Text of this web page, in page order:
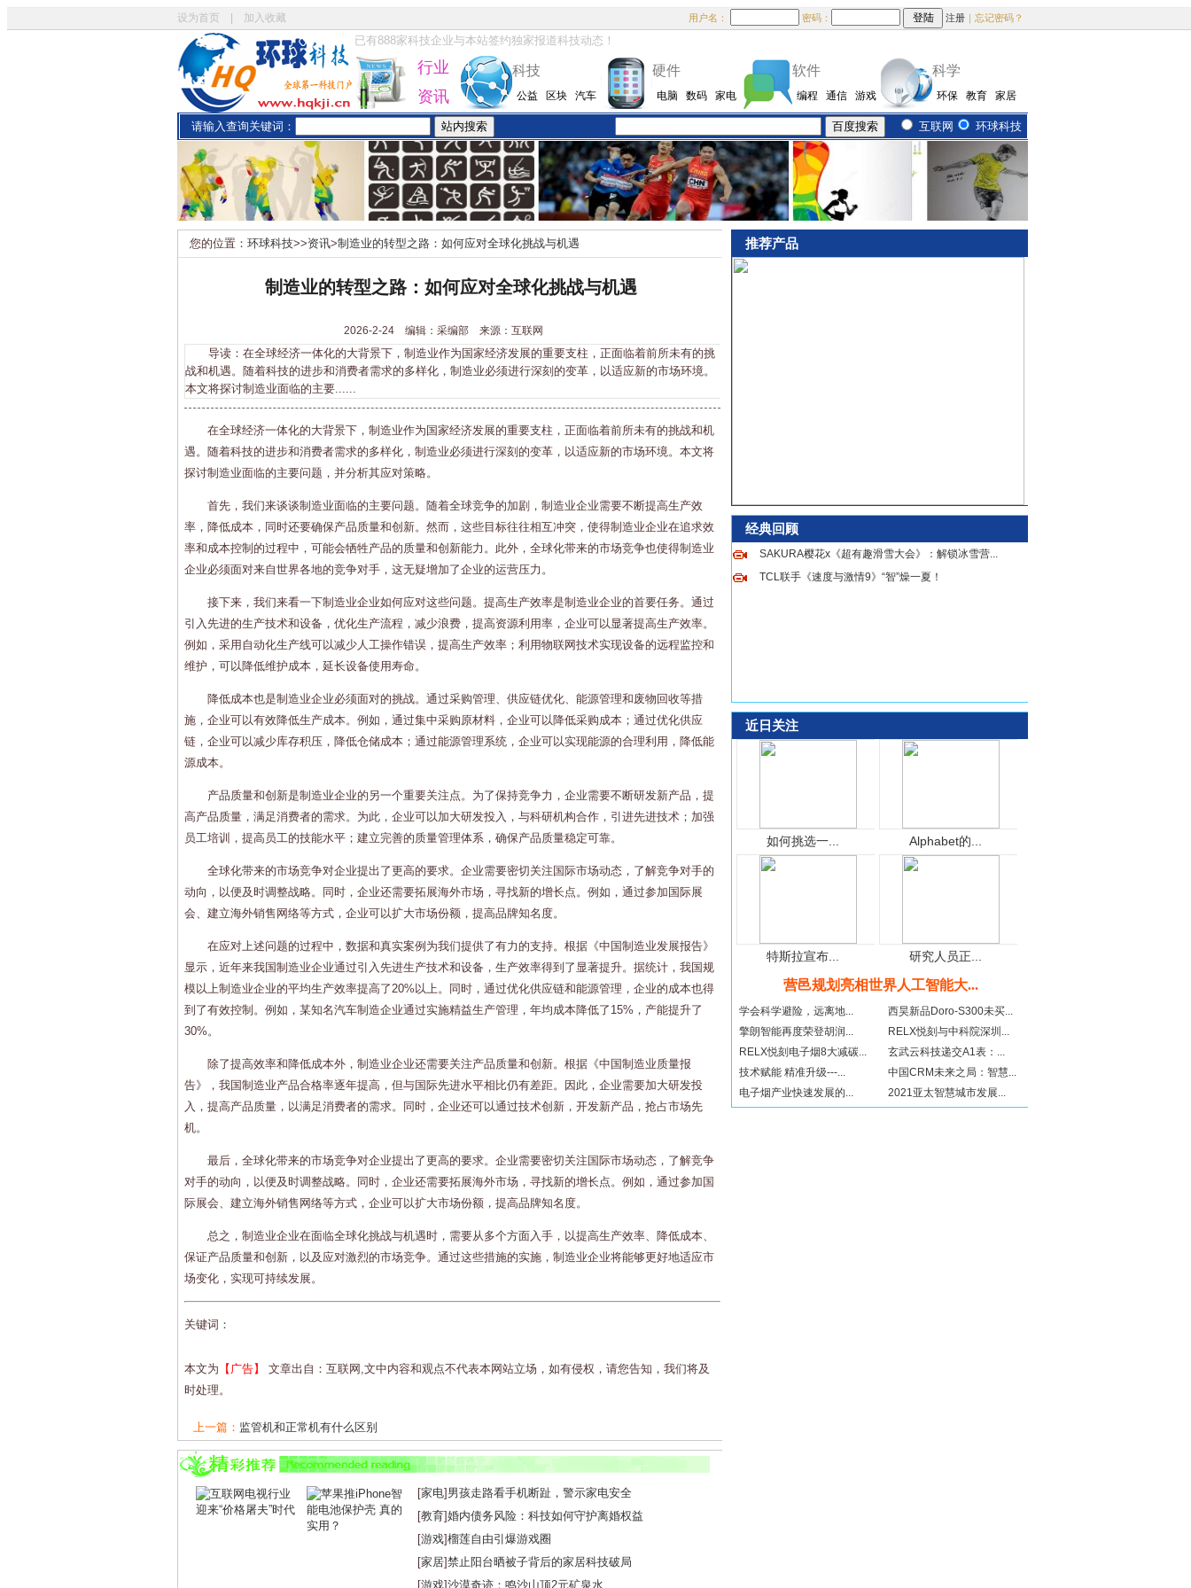
设为首页 加入收藏 用户名： 密码： 注册 ｜忘记密码？
已有888家科技企业与本站签约独家报道科技动态！
行业
资讯
科技
公益 区块 汽车
硬件
电脑 数码 家电
软件
编程 通信 游戏
科学
环保 教育 家居
请输入查询关键词： 互联网 环球科技
您的位置： 环球科技>>资讯>制造业的转型之路：如何应对全球化挑战与机遇
制造业的转型之路：如何应对全球化挑战与机遇
2026-2-24 编辑：采编部 来源：互联网
导读：在全球经济一体化的大背景下，制造业作为国家经济发展的重要支柱，正面临着前所未有的挑
战和机遇。随着科技的进步和消费者需求的多样化，制造业必须进行深刻的变革，以适应新的市场环境。
本文将探讨制造业面临的主要......
在全球经济一体化的大背景下，制造业作为国家经济发展的重要支柱，正面临着前所未有的挑战和机
遇。随着科技的进步和消费者需求的多样化，制造业必须进行深刻的变革，以适应新的市场环境。本文将
探讨制造业面临的主要问题，并分析其应对策略。
首先，我们来谈谈制造业面临的主要问题。随着全球竞争的加剧，制造业企业需要不断提高生产效
率，降低成本，同时还要确保产品质量和创新。然而，这些目标往往相互冲突，使得制造业企业在追求效
率和成本控制的过程中，可能会牺牲产品的质量和创新能力。此外，全球化带来的市场竞争也使得制造业
企业必须面对来自世界各地的竞争对手，这无疑增加了企业的运营压力。
接下来，我们来看一下制造业企业如何应对这些问题。提高生产效率是制造业企业的首要任务。通过
引入先进的生产技术和设备，优化生产流程，减少浪费，提高资源利用率，企业可以显著提高生产效率。
例如，采用自动化生产线可以减少人工操作错误，提高生产效率；利用物联网技术实现设备的远程监控和
维护，可以降低维护成本，延长设备使用寿命。
降低成本也是制造业企业必须面对的挑战。通过采购管理、供应链优化、能源管理和废物回收等措
施，企业可以有效降低生产成本。例如，通过集中采购原材料，企业可以降低采购成本；通过优化供应
链，企业可以减少库存积压，降低仓储成本；通过能源管理系统，企业可以实现能源的合理利用，降低能
源成本。
产品质量和创新是制造业企业的另一个重要关注点。为了保持竞争力，企业需要不断研发新产品，提
高产品质量，满足消费者的需求。为此，企业可以加大研发投入，与科研机构合作，引进先进技术；加强
员工培训，提高员工的技能水平；建立完善的质量管理体系，确保产品质量稳定可靠。
全球化带来的市场竞争对企业提出了更高的要求。企业需要密切关注国际市场动态，了解竞争对手的
动向，以便及时调整战略。同时，企业还需要拓展海外市场，寻找新的增长点。例如，通过参加国际展
会、建立海外销售网络等方式，企业可以扩大市场份额，提高品牌知名度。
在应对上述问题的过程中，数据和真实案例为我们提供了有力的支持。根据《中国制造业发展报告》
显示，近年来我国制造业企业通过引入先进生产技术和设备，生产效率得到了显著提升。据统计，我国规
模以上制造业企业的平均生产效率提高了20%以上。同时，通过优化供应链和能源管理，企业的成本也得
到了有效控制。例如，某知名汽车制造企业通过实施精益生产管理，年均成本降低了15%，产能提升了
30%。
除了提高效率和降低成本外，制造业企业还需要关注产品质量和创新。根据《中国制造业质量报
告》，我国制造业产品合格率逐年提高，但与国际先进水平相比仍有差距。因此，企业需要加大研发投
入，提高产品质量，以满足消费者的需求。同时，企业还可以通过技术创新，开发新产品，抢占市场先
机。
最后，全球化带来的市场竞争对企业提出了更高的要求。企业需要密切关注国际市场动态，了解竞争
对手的动向，以便及时调整战略。同时，企业还需要拓展海外市场，寻找新的增长点。例如，通过参加国
际展会、建立海外销售网络等方式，企业可以扩大市场份额，提高品牌知名度。
总之，制造业企业在面临全球化挑战与机遇时，需要从多个方面入手，以提高生产效率、降低成本、
保证产品质量和创新，以及应对激烈的市场竞争。通过这些措施的实施，制造业企业将能够更好地适应市
场变化，实现可持续发展。
关键词：
本文为 【广告】
文章出自：互联网,文中内容和观点不代表本网站立场，如有侵权，请您告知，我们将及
时处理。
上一篇： 监管机和正常机有什么区别
下一篇：5G技术究竟意味着什么？
[家电] 男孩走路看手机断趾，警示家电安全
[教育]婚内债务风险：科技如何守护离婚权益
[游戏]榴莲自由引爆游戏圈
[家居]禁止阳台晒被子背后的家居科技破局
[游戏]沙漠奇迹：鸣沙山顶2元矿泉水
推荐产品
经典回顾
SAKURA樱花x《超有趣滑雪大会》：解锁冰雪营...
TCL联手《速度与激情9》“智”燥一夏！
近日关注
如何挑选一... Alphabet的...
特斯拉宣布... 研究人员正...
营邑规划亮相世界人工智能大...
学会科学避险，远离地...
西昊新品Doro-S300未买...
擎朗智能再度荣登胡润...
RELX悦刻与中科院深圳...
RELX悦刻电子烟8大减碳...
玄武云科技递交A1表：...
技术赋能 精准升级---...
中国CRM未来之局：智慧...
电子烟产业快速发展的...
2021亚太智慧城市发展...